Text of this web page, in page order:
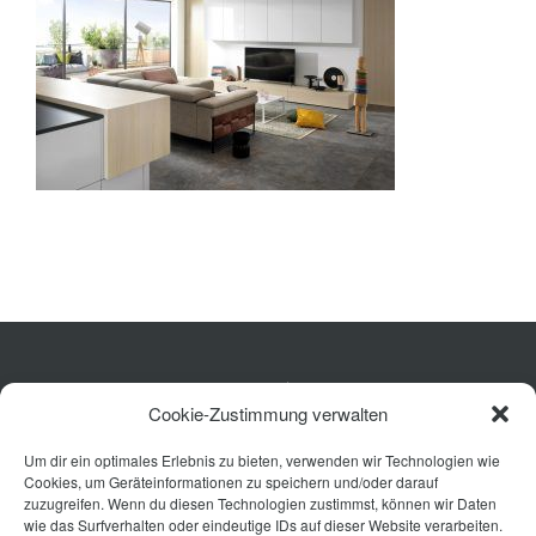
Cookie-Zustimmung verwalten
Um dir ein optimales Erlebnis zu bieten, verwenden wir Technologien wie
Cookies, um Geräteinformationen zu speichern und/oder darauf
zuzugreifen. Wenn du diesen Technologien zustimmst, können wir Daten
wie das Surfverhalten oder eindeutige IDs auf dieser Website verarbeiten.
Bad
Ausstattung
Planung
Rechner
Shop
Kontakt
Küche
Wohnen
Bad
Ausstattung